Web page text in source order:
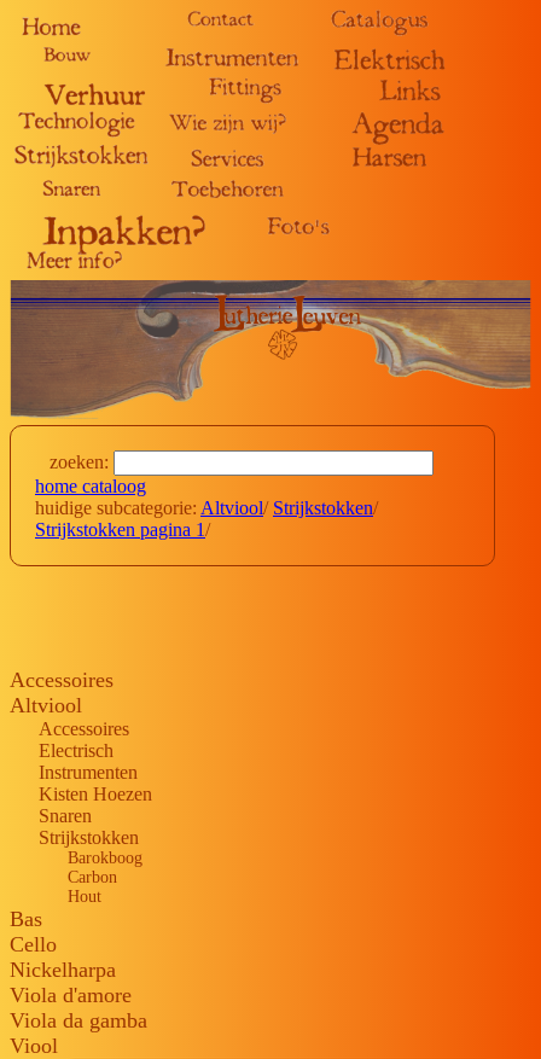
zoeken:
home cataloog
huidige subcategorie: Altviool/ Strijkstokken/
Strijkstokken pagina 1/
Accessoires
Altviool
Accessoires
Electrisch
Instrumenten
Kisten Hoezen
Snaren
Strijkstokken
Barokboog
Carbon
Hout
Bas
Cello
Nickelharpa
Viola d'amore
Viola da gamba
Viool